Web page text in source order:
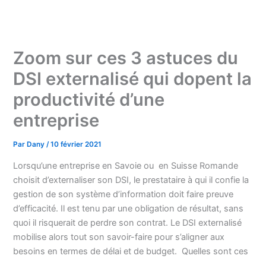
Zoom sur ces 3 astuces du
DSI externalisé qui dopent la
productivité d’une
entreprise
Par Dany/10 février 2021
Lorsqu’une entreprise en Savoie ou en Suisse Romande
choisit d’externaliser son DSI, le prestataire à qui il confie la
gestion de son système d’information doit faire preuve
d’efficacité. Il est tenu par une obligation de résultat, sans
quoi il risquerait de perdre son contrat. Le DSI externalisé
mobilise alors tout son savoir-faire pour s’aligner aux
besoins en termes de délai et de budget. Quelles sont ces